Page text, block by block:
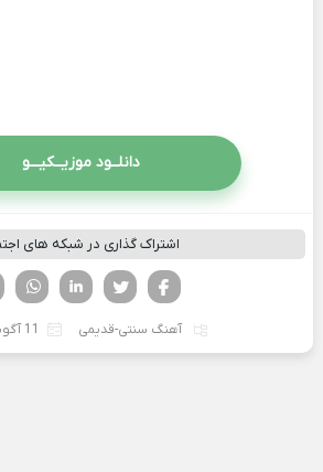
دانلــود موزیــکیـــو
اشتراک گذاری در شبکه های
تویتر
فیسوک
آهنگ سنتی-قدیمی 11 آگوست 2023